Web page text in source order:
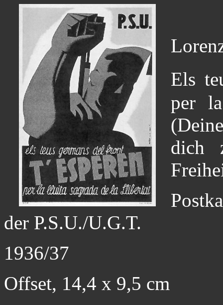
Els
per
dich
der P.S.U./U.G.T.
1936/37
Offset, 14,4 x 9,5 cm